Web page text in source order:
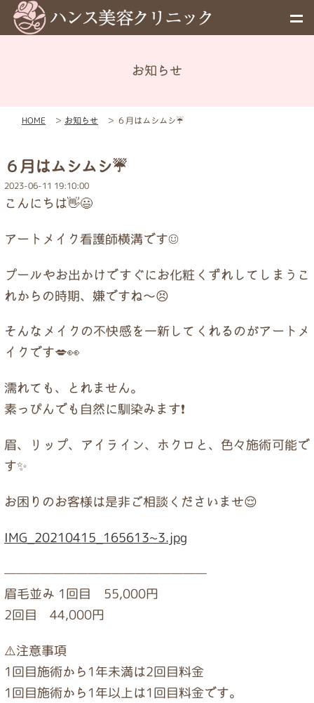
メニュー
予約
初めての方へ
トップページ
お知らせ
HOME ＞ お知らせ ＞ ６月はムシムシ☔
６月はムシムシ☔
2023-06-11 19:10:00
こんにちは👋😃
アートメイク看護師横溝です☺️
プールやお出かけですぐにお化粧くずれしてしまうこ
れからの時期、嫌ですね～😣
そんなメイクの不快感を一新してくれるのがアートメ
イクです💋👀
濡れても、とれません。
素っぴんでも自然に馴染みます❗
眉、リップ、アイライン、ホクロと、色々施術可能で
す✨
お困りのお客様は是非ご相談くださいませ😌
IMG_20210415_165613~3.jpg
—————————————————
眉毛並み 1回目 55,000円
2回目 44,000円
⚠️注意事項
1回目施術から1年未満は2回目料金
1回目施術から1年以上は1回目料金です。